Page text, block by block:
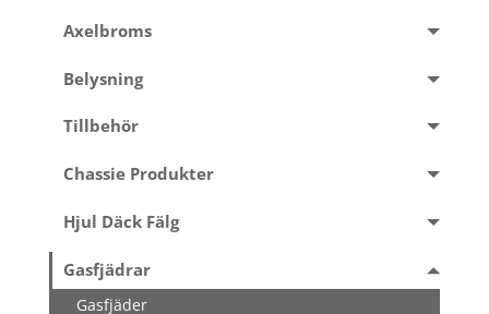
Axelbroms
Belysning
Tillbehör
Chassie Produkter
Hjul Däck Fälg
Gasfjädrar
Gasfjäder